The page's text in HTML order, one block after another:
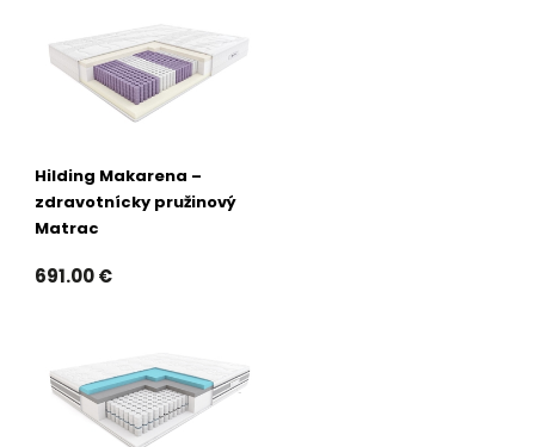
Hilding Makarena –
zdravotnícky pružinový
Matrac
691.00 €